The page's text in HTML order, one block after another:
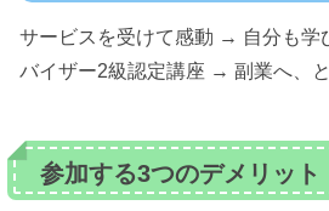
サービスを受けて感動 → 自分も学
バイザー2級認定講座 → 副業へ、
参加する3つのデメリット